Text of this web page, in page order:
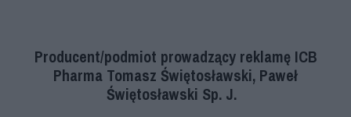
Producent/podmiot prowadzący reklamę ICB
Pharma Tomasz Świętosławski, Paweł
Świętosławski Sp. J.